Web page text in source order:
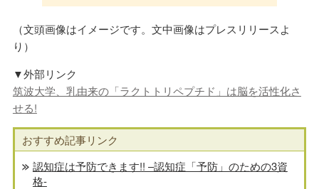
（文頭画像はイメージです。文中画像はプレスリリースよ
り）
▼外部リンク
筑波大学、乳由来の「ラクトトリペプチド」は脳を活性化さ
せる!
おすすめ記事リンク
認知症は予防できます!! –認知症「予防」のための3資
格-